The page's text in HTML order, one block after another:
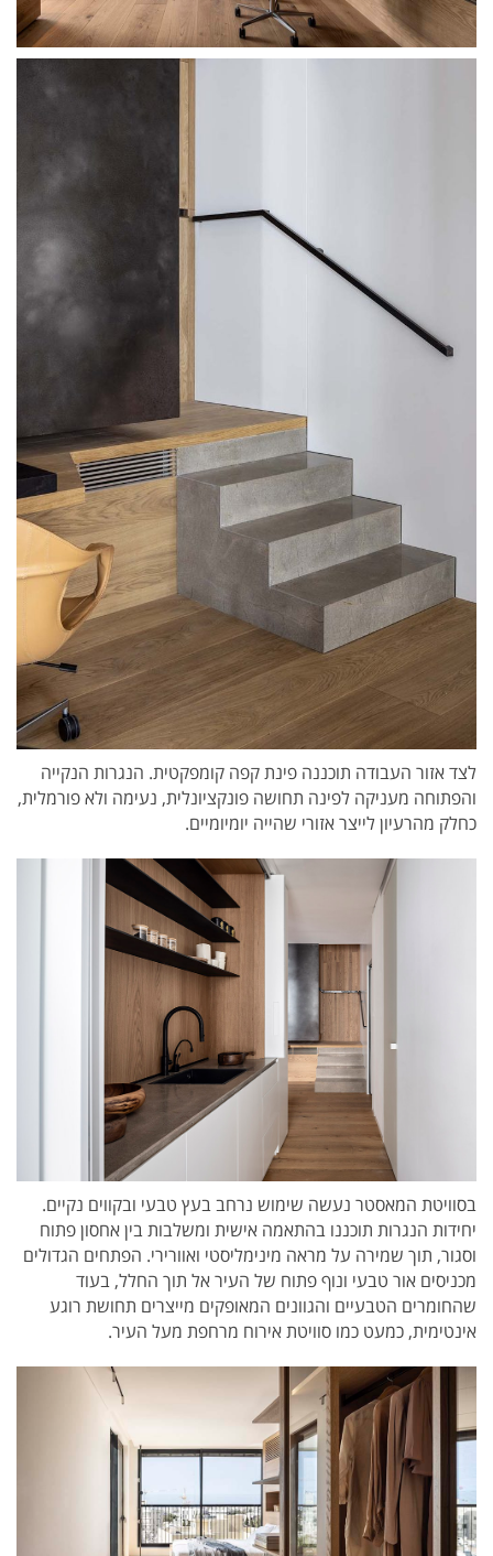
לצד אזור העבודה תוכננה פינת קפה קומפקטית. הנגרות הנקייה
והפתוחה מעניקה לפינה תחושה פונקציונלית, נעימה ולא פורמלית,
כחלק מהרעיון לייצר אזורי שהייה יומיומיים.
בסוויטת המאסטר נעשה שימוש נרחב בעץ טבעי ובקווים נקיים.
יחידות הנגרות תוכננו בהתאמה אישית ומשלבות בין אחסון פתוח
וסגור, תוך שמירה על מראה מינימליסטי ואוורירי. הפתחים הגדולים
מכניסים אור טבעי ונוף פתוח של העיר אל תוך החלל, בעוד
שהחומרים הטבעיים והגוונים המאופקים מייצרים תחושת רוגע
אינטימית, כמעט כמו סוויטת אירוח מרחפת מעל העיר.